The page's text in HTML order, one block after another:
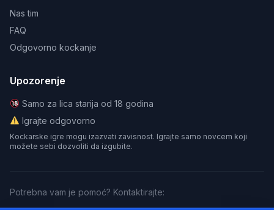
Nas tim
FAQ
Odgovorno kockanje
Upozorenje
Samo za lica starija od 18 godina
Igrajte odgovorno
Kockarske igre mogu izazvati zavisnost. Igrajte samo novcem koji
možete sebi dozvoliti da izgubite.
Potrebna vam je pomoć? Kontaktirajte:
GamCareBeGambleAwareGamblers Anonymous